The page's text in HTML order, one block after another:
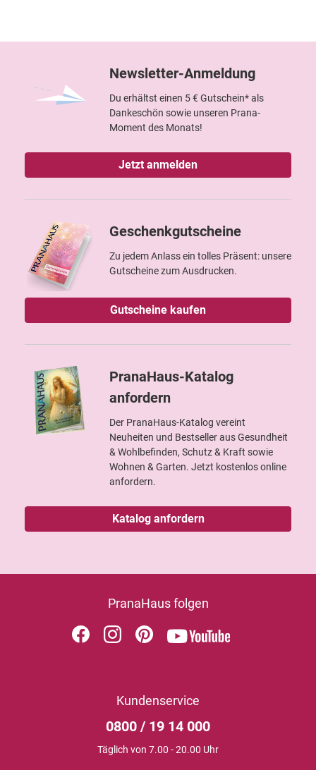
Newsletter-Anmeldung
Du erhältst einen 5 € Gutschein* als
Dankeschön sowie unseren Prana-
Moment des Monats!
Jetzt anmelden
Geschenkgutscheine
Zu jedem Anlass ein tolles Präsent: unsere
Gutscheine zum Ausdrucken.
Gutscheine kaufen
PranaHaus-Katalog
anfordern
Der PranaHaus-Katalog vereint
Neuheiten und Bestseller aus Gesundheit
& Wohlbefinden, Schutz & Kraft sowie
Wohnen & Garten. Jetzt kostenlos online
anfordern.
Katalog anfordern
PranaHaus folgen
Kundenservice
0800 / 19 14 000
Täglich von 7.00 - 20.00 Uhr